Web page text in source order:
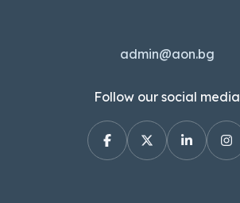
admin@aon.bg
Follow our social media